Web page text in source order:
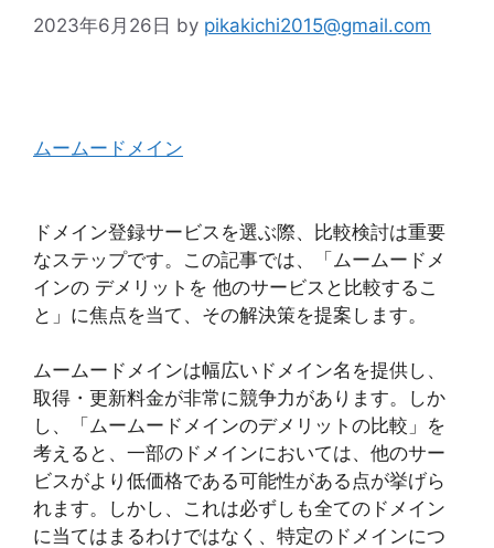
2023年6月26日 by pikakichi2015@gmail.com
ムームードメイン
ドメイン登録サービスを選ぶ際、比較検討は重要
なステップです。この記事では、「ムームードメ
インの デメリットを 他のサービスと比較するこ
と」に焦点を当て、その解決策を提案します。
ムームードメインは幅広いドメイン名を提供し、
取得・更新料金が非常に競争力があります。しか
し、「ムームードメインのデメリットの比較」を
考えると、一部のドメインにおいては、他のサー
ビスがより低価格である可能性がある点が挙げら
れます​​。しかし、これは必ずしも全てのドメイン
に当てはまるわけではなく、特定のドメインにつ